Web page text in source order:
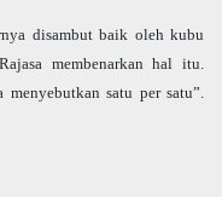
disambut baik oleh kubu
membenarkan hal itu.
satu per satu”.